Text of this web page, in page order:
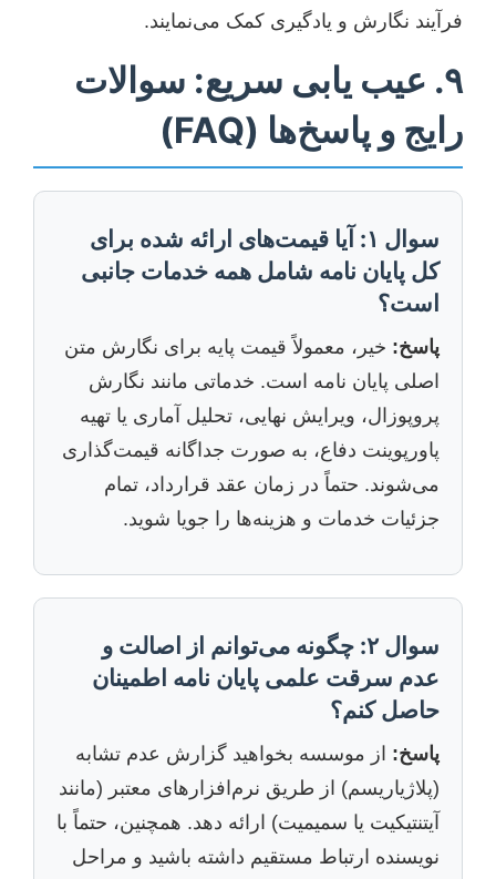
فرآیند نگارش و یادگیری کمک می‌نمایند.
۹. عیب یابی سریع: سوالات
رایج و پاسخ‌ها (FAQ)
سوال ۱: آیا قیمت‌های ارائه شده برای
کل پایان نامه شامل همه خدمات جانبی
است؟
پاسخ: خیر، معمولاً قیمت پایه برای نگارش متن
اصلی پایان نامه است. خدماتی مانند نگارش
پروپوزال، ویرایش نهایی، تحلیل آماری یا تهیه
پاورپوینت دفاع، به صورت جداگانه قیمت‌گذاری
می‌شوند. حتماً در زمان عقد قرارداد، تمام
جزئیات خدمات و هزینه‌ها را جویا شوید.
سوال ۲: چگونه می‌توانم از اصالت و
عدم سرقت علمی پایان نامه اطمینان
حاصل کنم؟
پاسخ: از موسسه بخواهید گزارش عدم تشابه
(پلاژیاریسم) از طریق نرم‌افزارهای معتبر (مانند
آیتنتیکیت یا سمیمیت) ارائه دهد. همچنین، حتماً با
نویسنده ارتباط مستقیم داشته باشید و مراحل